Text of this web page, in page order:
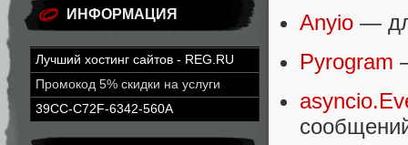
ИНФОРМАЦИЯ
Лучший хостинг сайтов - REG.RU
Промокод 5% скидки на услуги
39CC-C72F-6342-560A
Anyio —
Pyrogram